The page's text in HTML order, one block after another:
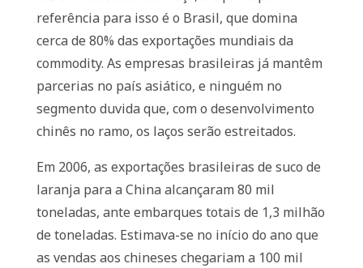
referência para isso é o Brasil, que domina
cerca de 80% das exportações mundiais da
commodity. As empresas brasileiras já mantêm
parcerias no país asiático, e ninguém no
segmento duvida que, com o desenvolvimento
chinês no ramo, os laços serão estreitados.
Em 2006, as exportações brasileiras de suco de
laranja para a China alcançaram 80 mil
toneladas, ante embarques totais de 1,3 milhão
de toneladas. Estimava-se no início do ano que
as vendas aos chineses chegariam a 100 mil